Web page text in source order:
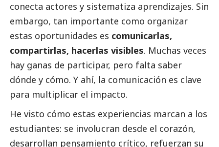
conecta actores y sistematiza aprendizajes. Sin
embargo, tan importante como organizar
estas oportunidades es comunicarlas,
compartirlas, hacerlas visibles. Muchas veces
hay ganas de participar, pero falta saber
dónde y cómo. Y ahí, la comunicación es clave
para multiplicar el impacto.
He visto cómo estas experiencias marcan a los
estudiantes: se involucran desde el corazón,
desarrollan pensamiento crítico, refuerzan su